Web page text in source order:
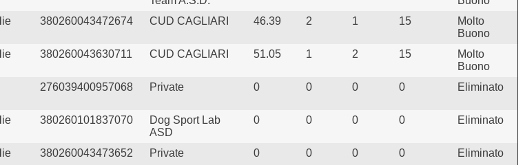
380260043472674 CUD CAGLIARI 46.39 2 1 15
Molto
Buono
380260043630711 CUD CAGLIARI 51.05 1 2 15
Molto
Buono
276039400957068 Private 0 0 0 0 Eliminato
380260101837070
Dog Sport Lab
ASD
0 0 0 0 Eliminato
380260043473652 Private 0 0 0 0 Eliminato